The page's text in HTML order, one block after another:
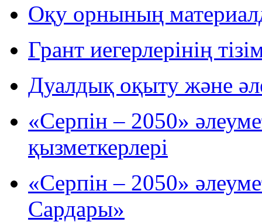
Оқу орнының
Грант иегерлерінің
Дуалдық оқыту және
«Серпін – 2050»
қызметкерлері
«Серпін – 2050»
Сардары»